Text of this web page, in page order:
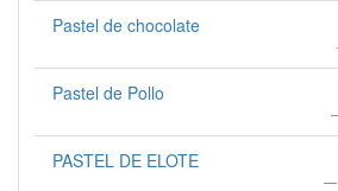
Pastel de chocolate
Pastel de Pollo
PASTEL DE ELOTE